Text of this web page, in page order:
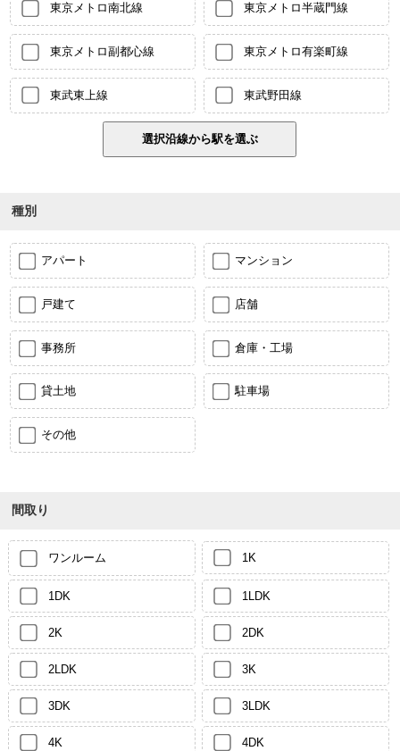
東京メトロ南北線 東京メトロ半蔵門線
東京メトロ副都心線 東京メトロ有楽町線
東武東上線 東武野田線
種別
アパート マンション
戸建て 店舗
事務所 倉庫・工場
貸土地 駐車場
その他
間取り
ワンルーム 1K
1DK 1LDK
2K 2DK
2LDK 3K
3DK 3LDK
4K 4DK